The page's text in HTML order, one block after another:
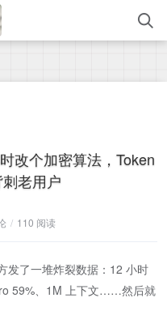
改个加密算法，Token
老用户
/ 110 阅读
发了一堆炸裂数据：12 小时
59%、1M 上下文……然后就